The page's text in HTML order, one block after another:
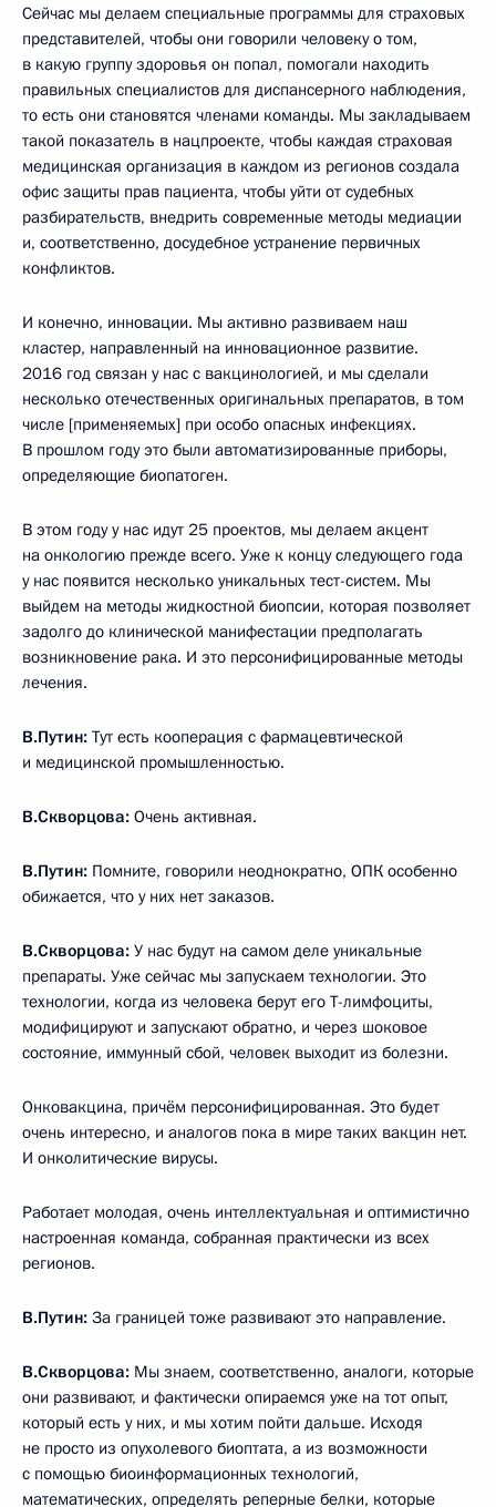
Сейчас мы делаем специальные программы для страховых
представителей, чтобы они говорили человеку о том,
в какую группу здоровья он попал, помогали находить
правильных специалистов для диспансерного наблюдения,
то есть они становятся членами команды. Мы закладываем
такой показатель в нацпроекте, чтобы каждая страховая
медицинская организация в каждом из регионов создала
офис защиты прав пациента, чтобы уйти от судебных
разбирательств, внедрить современные методы медиации
и, соответственно, досудебное устранение первичных
конфликтов.
И конечно, инновации. Мы активно развиваем наш
кластер, направленный на инновационное развитие.
2016 год связан у нас с вакцинологией, и мы сделали
несколько отечественных оригинальных препаратов, в том
числе [применяемых] при особо опасных инфекциях.
В прошлом году это были автоматизированные приборы,
определяющие биопатоген.
В этом году у нас идут 25 проектов, мы делаем акцент
на онкологию прежде всего. Уже к концу следующего года
у нас появится несколько уникальных тест-систем. Мы
выйдем на методы жидкостной биопсии, которая позволяет
задолго до клинической манифестации предполагать
возникновение рака. И это персонифицированные методы
лечения.
В.Путин: Тут есть кооперация с фармацевтической
и медицинской промышленностью.
В.Скворцова: Очень активная.
В.Путин: Помните, говорили неоднократно, ОПК особенно
обижается, что у них нет заказов.
В.Скворцова: У нас будут на самом деле уникальные
препараты. Уже сейчас мы запускаем технологии. Это
технологии, когда из человека берут его Т-лимфоциты,
модифицируют и запускают обратно, и через шоковое
состояние, иммунный сбой, человек выходит из болезни.
Онковакцина, причём персонифицированная. Это будет
очень интересно, и аналогов пока в мире таких вакцин нет.
И онколитические вирусы.
Работает молодая, очень интеллектуальная и оптимистично
настроенная команда, собранная практически из всех
регионов.
В.Путин: За границей тоже развивают это направление.
В.Скворцова: Мы знаем, соответственно, аналоги, которые
они развивают, и фактически опираемся уже на тот опыт,
который есть у них, и мы хотим пойти дальше. Исходя
не просто из опухолевого биоптата, а из возможности
с помощью биоинформационных технологий,
математических, определять реперные белки, которые